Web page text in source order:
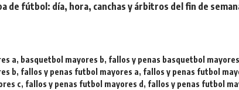
de fútbol: día, hora, canchas y árbitros del fin de
a, basquetbol mayores b, fallos y penas basquetbol
b, fallos y penas futbol mayores a, fallos y penas futbol
c, fallos y penas futbol mayores d , fallos y penas futbol